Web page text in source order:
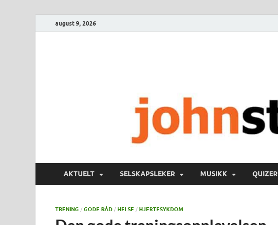
august 9, 2026
AKTUELT SELSKAPSLEKER MUSIKK QUIZER
TRENING / GODE RÅD / HELSE / HJERTESYKDOM